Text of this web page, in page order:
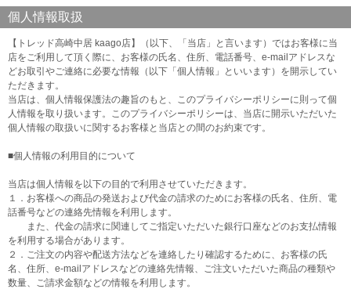
個人情報取扱
【トレッド高崎中居 kaago店】（以下、「当店」と言います）ではお客様に当
店をご利用して頂く際に、お客様の氏名、住所、電話番号、e-mailアドレスな
どお取引やご連絡に必要な情報（以下「個人情報」といいます）を開示してい
ただきます。
当店は、個人情報保護法の趣旨のもと、このプライバシーポリシーに則って個
人情報を取り扱います。このプライバシーポリシーは、当店に開示いただいた
個人情報の取扱いに関するお客様と当店との間のお約束です。
■個人情報の利用目的について
当店は個人情報を以下の目的で利用させていただきます。
１．お客様への商品の発送および代金の請求のためにお客様の氏名、住所、電
話番号などの連絡先情報を利用します。
また、代金の請求に関連してご指定いただいた銀行口座などのお支払情報
を利用する場合があります。
２．ご注文の内容や配送方法などを連絡したり確認するために、お客様の氏
名、住所、e-mailアドレスなどの連絡先情報、ご注文いただいた商品の種類や
数量、ご請求金額などの情報を利用します。